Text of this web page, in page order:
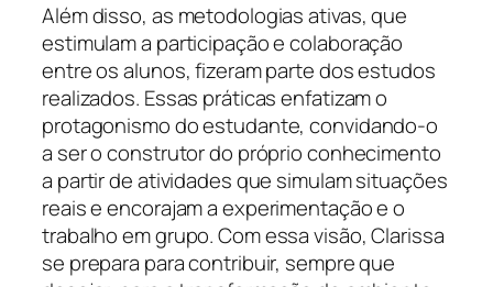
Além disso, as metodologias ativas, que
estimulam a participação e colaboração
entre os alunos, fizeram parte dos estudos
realizados. Essas práticas enfatizam o
protagonismo do estudante, convidando-o
a ser o construtor do próprio conhecimento
a partir de atividades que simulam situações
reais e encorajam a experimentação e o
trabalho em grupo. Com essa visão, Clarissa
se prepara para contribuir, sempre que